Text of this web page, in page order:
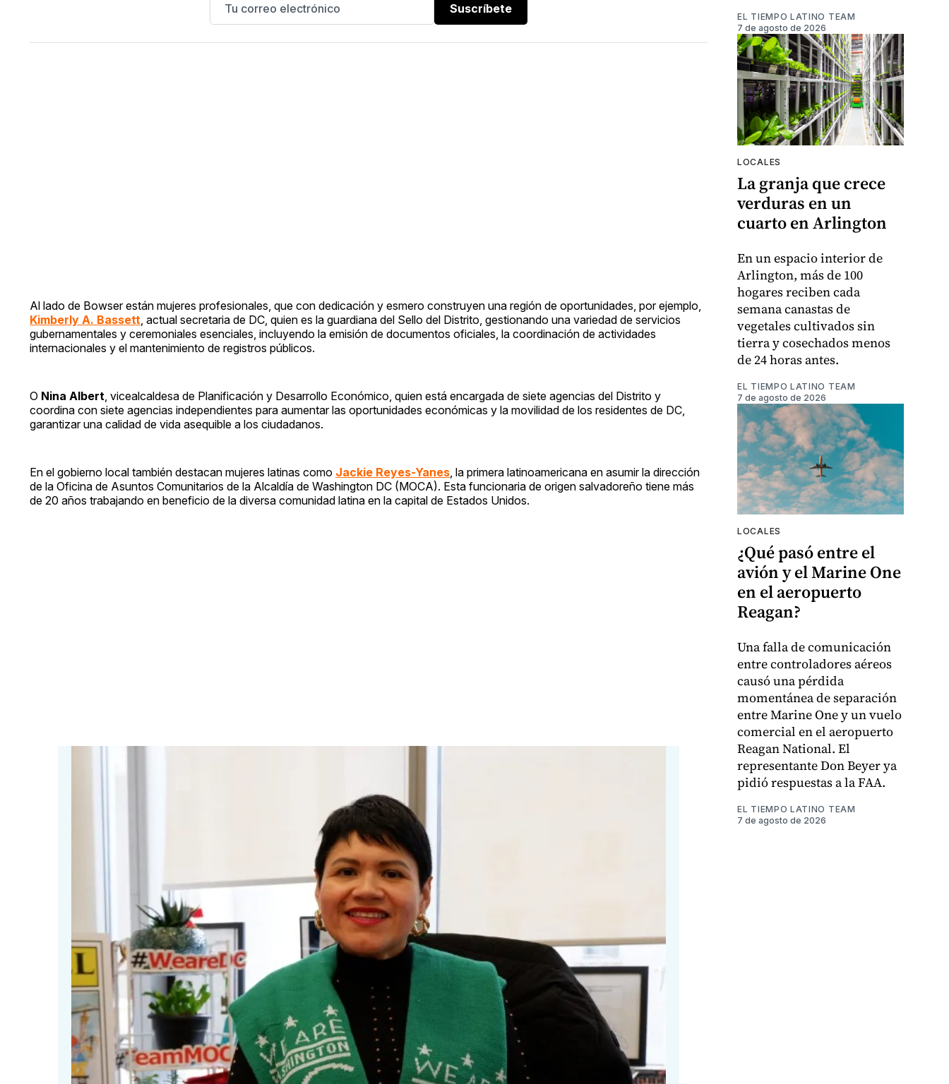
Suscríbete
Al lado de Bowser están mujeres profesionales, que con dedicación y esmero construyen una región de oportunidades, por ejemplo,
Kimberly A. Bassett , actual secretaria de DC, quien es la guardiana del Sello del Distrito, gestionando una variedad de servicios
gubernamentales y ceremoniales esenciales, incluyendo la emisión de documentos oficiales, la coordinación de actividades
internacionales y el mantenimiento de registros públicos.
O Nina Albert , vicealcaldesa de Planificación y Desarrollo Económico, quien está encargada de siete agencias del Distrito y
coordina con siete agencias independientes para aumentar las oportunidades económicas y la movilidad de los residentes de DC,
garantizar una calidad de vida asequible a los ciudadanos.
En el gobierno local también destacan mujeres latinas como Jackie Reyes-Yanes , la primera latinoamericana en asumir la dirección
de la Oficina de Asuntos Comunitarios de la Alcaldía de Washington DC (MOCA). Esta funcionaria de origen salvadoreño tiene más
de 20 años trabajando en beneficio de la diversa comunidad latina en la capital de Estados Unidos.
EL TIEMPO LATINO TEAM
7 de agosto de 2026
LOCALES
La granja que crece
verduras en un
cuarto en Arlington
En un espacio interior de
Arlington, más de 100
hogares reciben cada
semana canastas de
vegetales cultivados sin
tierra y cosechados menos
de 24 horas antes.
EL TIEMPO LATINO TEAM
7 de agosto de 2026
LOCALES
¿Qué pasó entre el
avión y el Marine One
en el aeropuerto
Reagan?
Una falla de comunicación
entre controladores aéreos
causó una pérdida
momentánea de separación
entre Marine One y un vuelo
comercial en el aeropuerto
Reagan National. El
representante Don Beyer ya
pidió respuestas a la FAA.
EL TIEMPO LATINO TEAM
7 de agosto de 2026